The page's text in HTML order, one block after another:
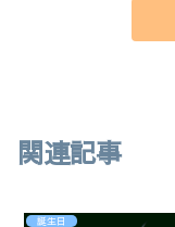
関連記事
誕生日